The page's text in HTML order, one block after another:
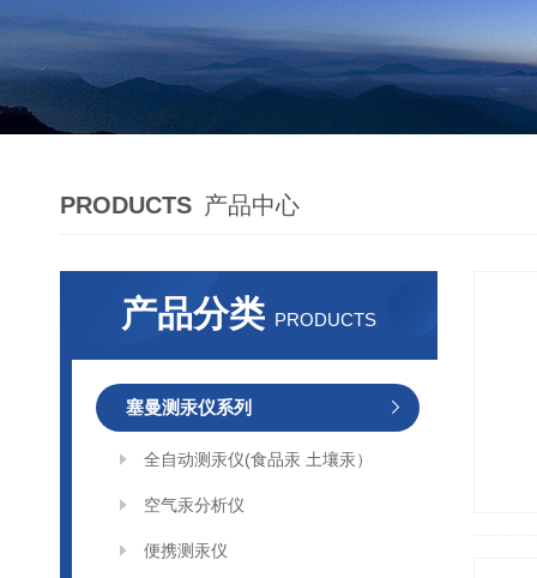
PRODUCTS 产品中心
产品分类 PRODUCTS
塞曼测汞仪系列
全自动测汞仪(食品汞 土壤汞）
空气汞分析仪
便携测汞仪